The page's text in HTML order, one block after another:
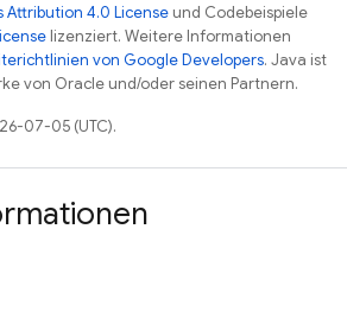
Attribution 4.0 License und Codebeispiele
lizenziert. Weitere Informationen
von Google Developers. Java ist
von Oracle und/oder seinen Partnern.
07-05 (UTC).